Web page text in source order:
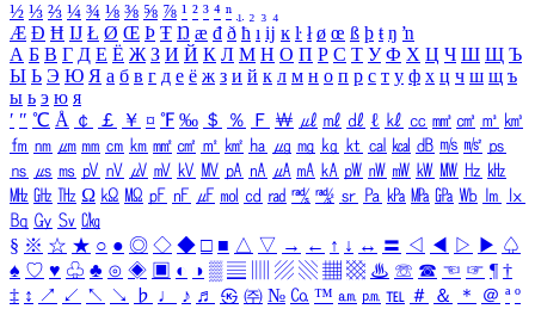
½ ⅓ ⅔ ¼ ¾ ⅛ ⅜ ⅝ ⅞ ¹ ² ³ ⁴ ⁿ ₁ ₂ ₃ ₄
Æ Ð Ħ Ĳ Ł Ø Œ Þ Ŧ Ŋ æ đ ð ħ ı ĳ ĸ ŀ ł ø œ ß þ ŧ ŋ ŉ
А Б В Г Д Е Ё Ж З И Й К Л М Н О П Р С Т У Ф Х Ц Ч Ш Щ Ъ
Ы Ь Э Ю Я а б в г д е ё ж з и й к л м н о п р с т у ф х ц ч ш щ ъ
ы ь э ю я
′ ″ ℃ Å ￠ ￡ ￥ ¤ ℉ ‰ ＄ ％ Ｆ ￦ ㎕ ㎖ ㎗ ℓ ㎘ ㏄ ㎣ ㎤ ㎥ ㎦
㎙ ㎚ ㎛ ㎜ ㎝ ㎞ ㎟ ㎠ ㎡ ㎢ ㏊ ㎍ ㎎ ㎏ ㏏ ㎈ ㎉ ㏈ ㎧ ㎨ ㎰
㎱ ㎲ ㎳ ㎴ ㎵ ㎶ ㎷ ㎸ ㎹ ㎀ ㎁ ㎂ ㎃ ㎄ ㎺ ㎻ ㎽ ㎾ ㎿ ㎐ ㎑
㎒ ㎓ ㎔ Ω ㏀ ㏁ ㎊ ㎋ ㎌ ㏖ ㏅ ㎭ ㎮ ㎯ ㏛ ㎩ ㎪ ㎫ ㎬ ㏝ ㏐
㏓
㏃ ㏉ ㏜ ㏆
§ ※ ☆ ★ ○ ● ◎ ◇ ◆ □ ■ △ ▽ → ← ↑ ↓ ↔ 〓 ◁ ◀ ▷ ▶ ♤
♠ ♡ ♥ ♧ ♣ ⊙ ◈ ▣ ◐ ◑ ▒ ▤ ▨ ▧ ▦ ▩ ♨ ☏ ☎ ☜ ☞ ¶ †
‡ ↕ ↗ ↙ ↖ ↘ ♭ ♩ ♪ ♬ ㉿ ㈜ № ㏇ ™ ㏂ ㏘ ℡ ＃ ＆ ＊ ＠ ª º